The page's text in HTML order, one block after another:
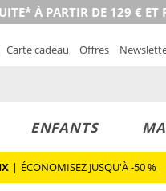
À PARTIR DE 129 € ET
Carte cadeau Offres
ENFANTS
| ÉCONOMISEZ JUSQU'À -50 %